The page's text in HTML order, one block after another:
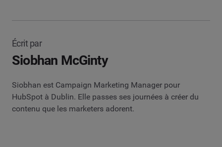
Écrit par
Siobhan McGinty
Siobhan est Campaign Marketing Manager pour
HubSpot à Dublin. Elle passes ses journées à créer du
contenu que les marketers adorent.